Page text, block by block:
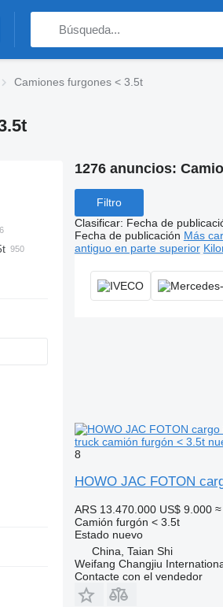
Camiones furgones < 3.5t
1276 anuncios:
Filtro
Clasificar: Fecha de
Fecha de publicación Más
antiguo en parte superior
truck camión furgón < 3.5t
8
HOWO JAC FOTON
ARS 13.470.000 US$ 9.000
Camión furgón < 3.5t
Estadonuevo
China, Taian Shi
Weifang Changjiu
Contacte con el vendedor